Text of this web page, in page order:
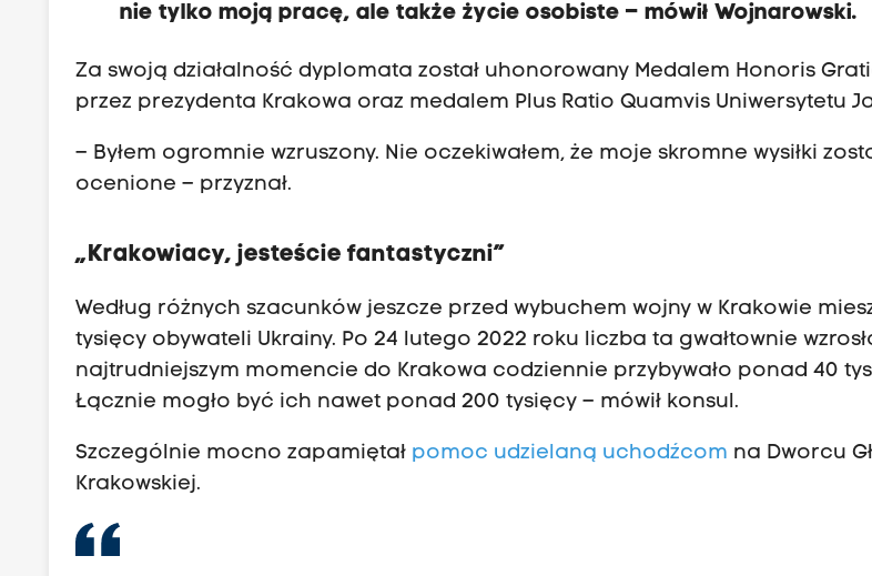
nie tylko moją pracę, ale także życie osobiste – mówił Wojnarowski.
Za swoją działalność dyplomata został uhonorowany Medalem Honoris
przez prezydenta Krakowa oraz medalem Plus Ratio Quamvis Uniwersytetu
– Byłem ogromnie wzruszony. Nie oczekiwałem, że moje skromne wysiłki
ocenione – przyznał.
„Krakowiacy, jesteście fantastyczni”
Według różnych szacunków jeszcze przed wybuchem wojny w Krakowie
tysięcy obywateli Ukrainy. Po 24 lutego 2022 roku liczba ta gwałtownie
najtrudniejszym momencie do Krakowa codziennie przybywało ponad 40
Łącznie mogło być ich nawet ponad 200 tysięcy – mówił konsul.
Szczególnie mocno zapamiętał pomoc udzielaną uchodźcom na Dworcu
Krakowskiej.